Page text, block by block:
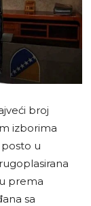
broj
izborima
u
prema
sa